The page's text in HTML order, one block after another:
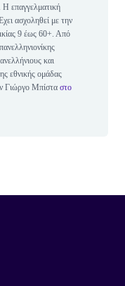
επαγγελματική
ασχοληθεί με την
9 έως 60+. Από
και
εθνικής ομάδας
Γιώργο Μπίσταστο